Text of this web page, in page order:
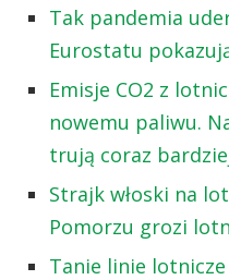
Tak pandemia
Eurostatu
Emisje CO2 z
nowemu paliwu.
trują coraz
Strajk włoski na
Pomorzu grozi
Tanie linie lotnicze